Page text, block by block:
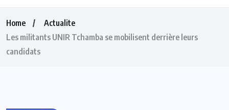
Home
Actualite
Les militants UNIR Tchamba se mobilisent derrière leurs
candidats